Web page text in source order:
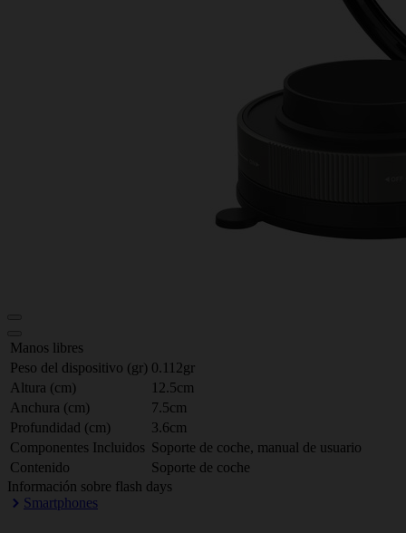
Manos libres
Peso del dispositivo (gr) 0.112gr
Altura (cm)
12.5cm
Anchura (cm)
7.5cm
Profundidad (cm)
3.6cm
Componentes Incluidos Soporte de coche, manual de usuario
Contenido
Soporte de coche
Información sobre flash days
Smartphones